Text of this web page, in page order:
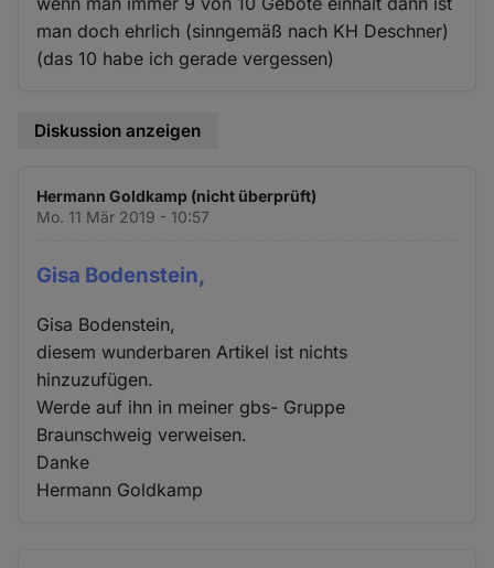
man doch ehrlich (sinngemäß nach KH Deschner)
(das 10 habe ich gerade vergessen)
Diskussion anzeigen
Hermann Goldkamp (nicht überprüft)
Mo. 11 Mär 2019 - 10:57
Gisa Bodenstein,
Gisa Bodenstein,
diesem wunderbaren Artikel ist nichts
hinzuzufügen.
Werde auf ihn in meiner gbs- Gruppe
Braunschweig verweisen.
Danke
Hermann Goldkamp